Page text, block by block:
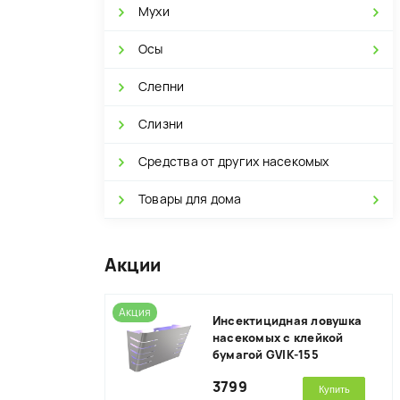
Мухи
Осы
Слепни
Слизни
Средства от других насекомых
Товары для дома
Акции
Акция
Инсектицидная ловушка
насекомых с клейкой
бумагой GVIK-155
3799
Купить